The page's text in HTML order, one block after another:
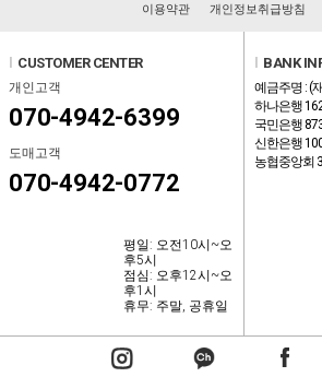
이용약관 개인정보취급방침
CUSTOMER CENTER
개인고객
070-4942-6399
도매고객
070-4942-0772
평일: 오전10시~오
후5시
점심: 오후12시~오
후1시
휴무: 주말, 공휴일
BANK
예금주명 : (
하나은행
국민은행
신한은행
농협중앙회